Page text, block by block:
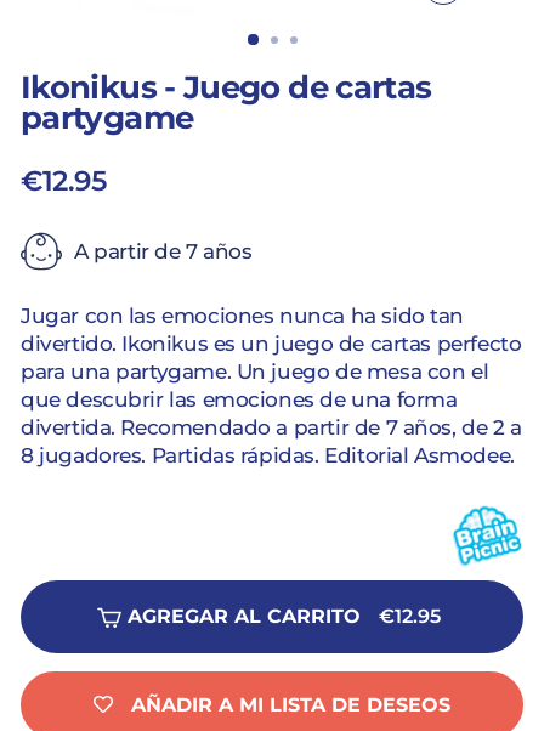
CERRAR
Ikonikus - Juego de cartas
partygame
€12.95
A partir de 7 años
Jugar con las emociones nunca ha sido tan
divertido. Ikonikus es un juego de cartas perfecto
para una partygame. Un juego de mesa con el
que descubrir las emociones de una forma
divertida. Recomendado a partir de 7 años, de 2 a
8 jugadores. Partidas rápidas. Editorial Asmodee.
AGREGAR AL CARRITO €12.95
AÑADIR A MI LISTA DE DESEOS